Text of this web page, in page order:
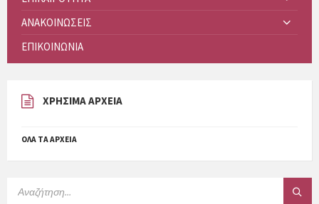
ΑΝΑΚΟΙΝΩΣΕΙΣ
ΕΠΙΚΟΙΝΩΝΙΑ
ΧΡΗΣΙΜΑ ΑΡΧΕΙΑ
ΌΛΑ ΤΑ ΑΡΧΕΊΑ